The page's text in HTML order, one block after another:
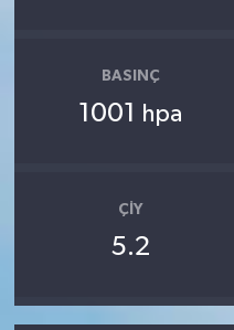
BASINÇ
1001 hpa
ÇIY
5.2